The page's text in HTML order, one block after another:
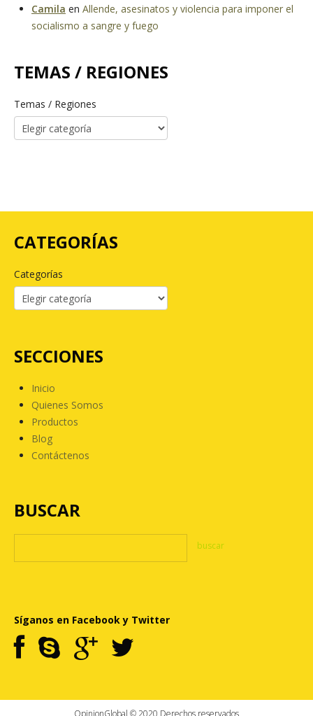
Camila en Allende, asesinatos y violencia para imponer el
socialismo a sangre y fuego
TEMAS / REGIONES
Temas / Regiones
CATEGORÍAS
Categorías
SECCIONES
Inicio
Quienes Somos
Productos
Blog
Contáctenos
BUSCAR
Síganos en Facebook y Twitter